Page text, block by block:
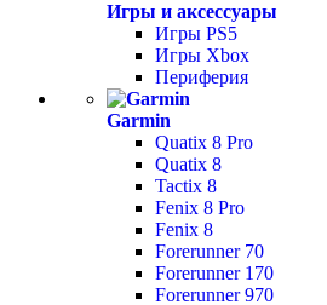
Игры и аксессуары
Игры PS5
Игры Xbox
Периферия
Garmin
Quatix 8 Pro
Quatix 8
Tactix 8
Fenix 8 Pro
Fenix 8
Forerunner 70
Forerunner 170
Forerunner 970